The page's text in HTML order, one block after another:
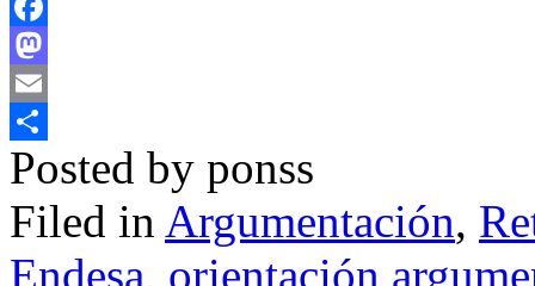
Facebook
Mastodon
Email
Compartir
Posted by ponss
Filed in Argumentación,
Endesa, orientación